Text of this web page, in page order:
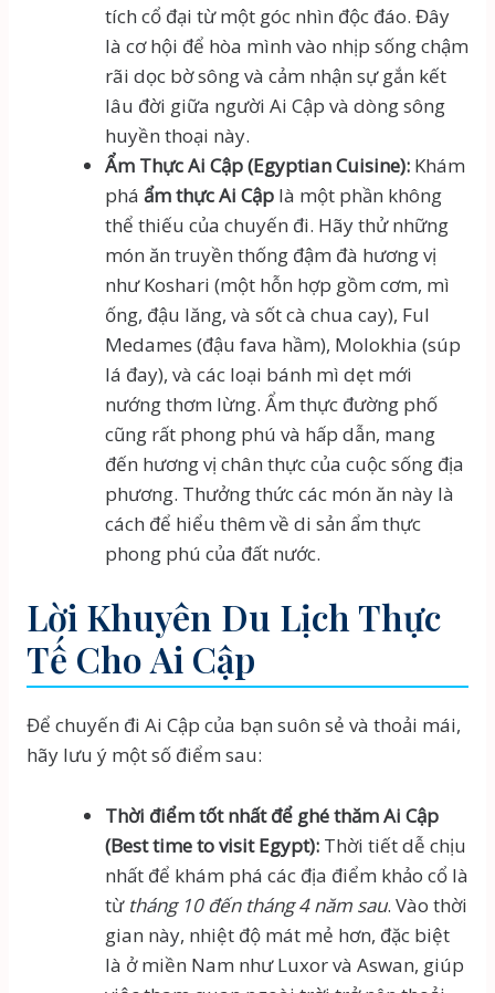
tích cổ đại từ một góc nhìn độc đáo. Đây
là cơ hội để hòa mình vào nhịp sống chậm
rãi dọc bờ sông và cảm nhận sự gắn kết
lâu đời giữa người Ai Cập và dòng sông
huyền thoại này.
Ẩm Thực Ai Cập (Egyptian Cuisine):Khám
phá ẩm thực Ai Cậplà một phần không
thể thiếu của chuyến đi. Hãy thử những
món ăn truyền thống đậm đà hương vị
như Koshari (một hỗn hợp gồm cơm, mì
ống, đậu lăng, và sốt cà chua cay), Ful
Medames (đậu fava hầm), Molokhia (súp
lá đay), và các loại bánh mì dẹt mới
nướng thơm lừng. Ẩm thực đường phố
cũng rất phong phú và hấp dẫn, mang
đến hương vị chân thực của cuộc sống địa
phương. Thưởng thức các món ăn này là
cách để hiểu thêm về di sản ẩm thực
phong phú của đất nước.
Lời Khuyên Du Lịch Thực
Tế Cho Ai Cập
Để chuyến đi Ai Cập của bạn suôn sẻ và thoải mái,
hãy lưu ý một số điểm sau:
Thời điểm tốt nhất để ghé thăm Ai Cập
(Best time to visit Egypt):Thời tiết dễ chịu
nhất để khám phá các địa điểm khảo cổ là
từ tháng 10 đến tháng 4 năm sau. Vào thời
gian này, nhiệt độ mát mẻ hơn, đặc biệt
là ở miền Nam như Luxor và Aswan, giúp